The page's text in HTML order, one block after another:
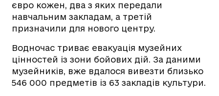
євро кожен, два з яких передали
навчальним закладам, а третій
призначили для нового центру.
Водночас триває евакуація музейних
цінностей із зони бойових дій. За даними
музейників, вже вдалося вивезти близько
546 000 предметів із 63 закладів культури.